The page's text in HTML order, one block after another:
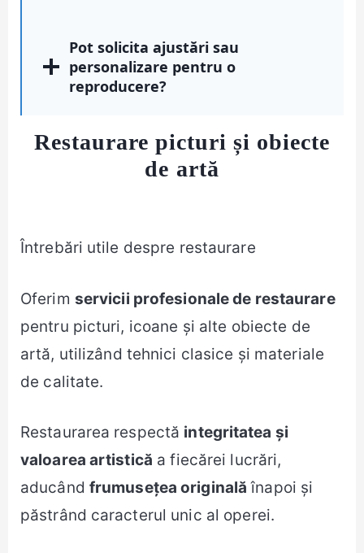
Pot solicita ajustări sau
personalizare pentru o
reproducere?
Restaurare picturi și obiecte
de artă
Întrebări utile despre restaurare
Oferim servicii profesionale de restaurare
pentru picturi, icoane și alte obiecte de
artă, utilizând tehnici clasice și materiale
de calitate.
Restaurarea respectă integritatea și
valoarea artistică a fiecărei lucrări,
aducând frumusețea originală înapoi și
păstrând caracterul unic al operei.